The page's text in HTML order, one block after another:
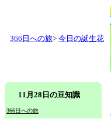
366日への旅> 今日の誕生花
11月28日の豆知識
366日への旅